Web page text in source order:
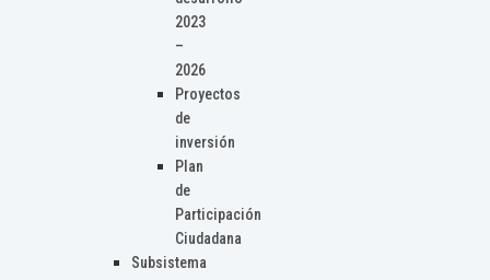
2023
–
2026
Proyectos
de
inversión
Plan
de
Participación
Ciudadana
Subsistema